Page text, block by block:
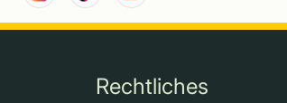
Rechtliches